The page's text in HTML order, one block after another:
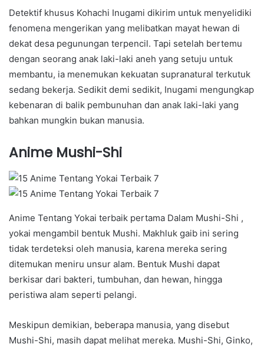
Detektif khusus Kohachi Inugami dikirim untuk menyelidiki
fenomena mengerikan yang melibatkan mayat hewan di
dekat desa pegunungan terpencil. Tapi setelah bertemu
dengan seorang anak laki-laki aneh yang setuju untuk
membantu, ia menemukan kekuatan supranatural terkutuk
sedang bekerja. Sedikit demi sedikit, Inugami mengungkap
kebenaran di balik pembunuhan dan anak laki-laki yang
bahkan mungkin bukan manusia.
Anime Mushi-Shi
Anime Tentang Yokai terbaik pertama Dalam Mushi-Shi ,
yokai mengambil bentuk Mushi. Makhluk gaib ini sering
tidak terdeteksi oleh manusia, karena mereka sering
ditemukan meniru unsur alam. Bentuk Mushi dapat
berkisar dari bakteri, tumbuhan, dan hewan, hingga
peristiwa alam seperti pelangi.
Meskipun demikian, beberapa manusia, yang disebut
Mushi-Shi, masih dapat melihat mereka. Mushi-Shi, Ginko,